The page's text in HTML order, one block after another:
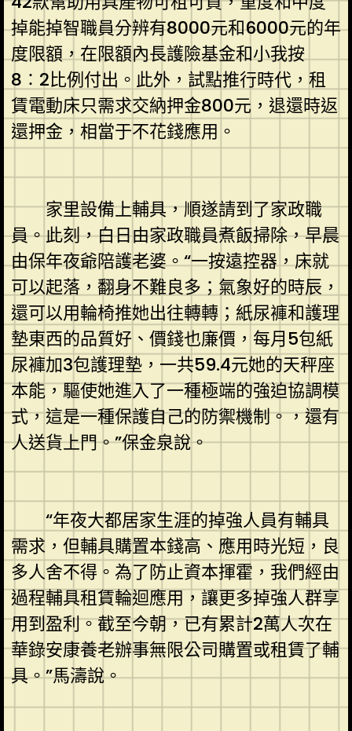
掉能掉智職員分辨有8000元和6000元的年
度限額，在限額內長護險基金和小我按
8∶2比例付出。此外，試點推行時代，租
賃電動床只需求交納押金800元，退還時返
還押金，相當于不花錢應用。
家里設備上輔具，順遂請到了家政職
員。此刻，白日由家政職員煮飯掃除，早晨
由保年夜爺陪護老婆。“一按遠控器，床就
可以起落，翻身不難良多；氣象好的時辰，
還可以用輪椅推她出往轉轉；紙尿褲和護理
墊東西的品質好、價錢也廉價，每月5包紙
尿褲加3包護理墊，一共59.4元她的天秤座
本能，驅使她進入了一種極端的強迫協調模
式，這是一種保護自己的防禦機制。，還有
人送貨上門。”保金泉說。
“年夜大都居家生涯的掉強人員有輔具
需求，但輔具購置本錢高、應用時光短，良
多人舍不得。為了防止資本揮霍，我們經由
過程輔具租賃輪迴應用，讓更多掉強人群享
用到盈利。截至今朝，已有累計2萬人次在
華錄安康養老辦事無限公司購置或租賃了輔
具。”馬濤說。